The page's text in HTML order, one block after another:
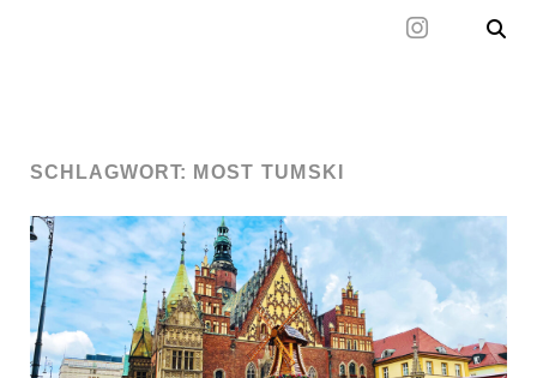
SCHLAGWORT: MOST TUMSKI